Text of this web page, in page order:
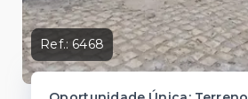
Ref.: 6468